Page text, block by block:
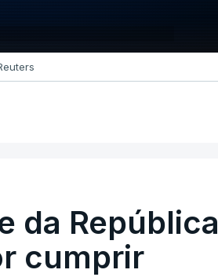
da República
cumprir